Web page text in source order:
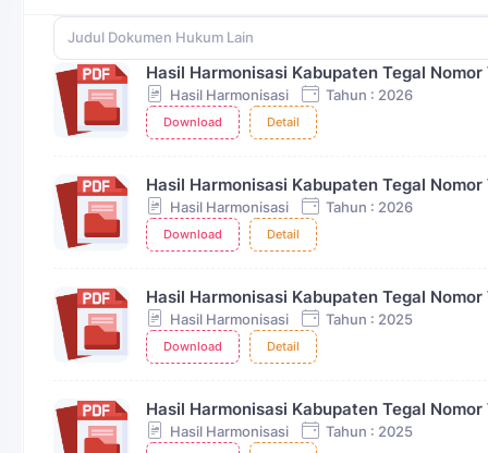
Hasil Harmonisasi Kabupaten Tegal
Hasil Harmonisasi Tahun : 2026
Download Detail
Hasil Harmonisasi Kabupaten Tegal
Hasil Harmonisasi Tahun : 2026
Download Detail
Hasil Harmonisasi Kabupaten Tegal
Hasil Harmonisasi Tahun : 2025
Download Detail
Hasil Harmonisasi Kabupaten Tegal
Hasil Harmonisasi Tahun : 2025